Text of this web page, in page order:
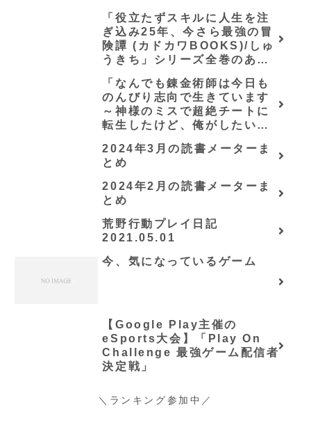
「役立たずスキルに人生を注
ぎ込み25年、今さら最強の冒
険譚 (カドカワBOOKS)/しゅ
うきち」シリーズ全巻のあら
「なんでも錬金術師は今日も
のんびり志向で生きています
～神様のミスで超絶チートに
転生したけど、俺がしたいの
会の立上げです～（グラスト
ノベルス） (グラスト
NOVELS)/可換環」シリーズ
全巻のあらすじ・感想
2024年3月の読書メーターま
とめ
2024年2月の読書メーターま
とめ
荒野行動プレイ日記
2021.05.01
今、気になっているゲーム
【Google Play主催の
eSports大会】「Play On
Challenge 最強ゲーム配信者
決定戦」
＼ランキング参加中／